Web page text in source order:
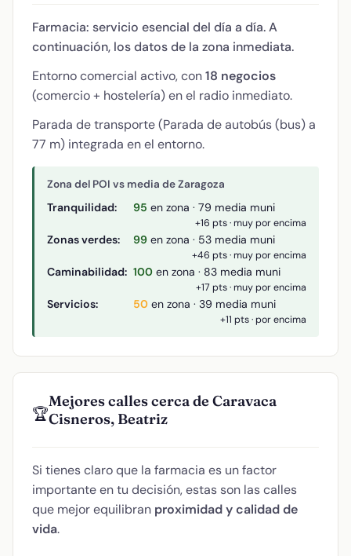
Farmacia: servicio esencial del día a día. A
continuación, los datos de la zona inmediata.
Entorno comercial activo, con18 negocios
(comercio + hostelería) en el radio inmediato.
Parada de transporte (Parada de autobús (bus) a
77 m) integrada en el entorno.
Zona del POI vs media de Zaragoza
Tranquilidad: 95 en zona · 79 media muni
+16 pts · muy por encima
Zonas verdes: 99 en zona · 53 media muni
+46 pts · muy por encima
Caminabilidad: 100 en zona · 83 media muni
+17 pts · muy por encima
Servicios: 50 en zona · 39 media muni
+11 pts · por encima
🏆
Mejores calles cerca de Caravaca
Cisneros, Beatriz
Si tienes claro que la farmacia es un factor
importante en tu decisión, estas son las calles
que mejor equilibran proximidad y calidad de
vida.